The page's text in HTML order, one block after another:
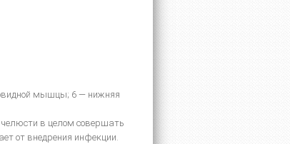
мышцы; 6 — нижняя
челюсти в целом совершать
от внедрения инфекции.